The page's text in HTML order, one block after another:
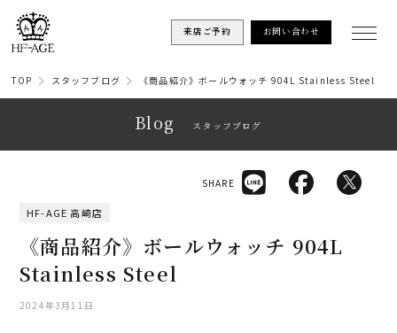
来店ご予約 お問い合わせ
TOP スタッフブログ 《商品紹介》ボールウォッチ 904L Stainless Steel
Blog スタッフブログ
HF-AGE 高崎店
《商品紹介》ボールウォッチ 904L
Stainless Steel
2024年3月11日
SHARE